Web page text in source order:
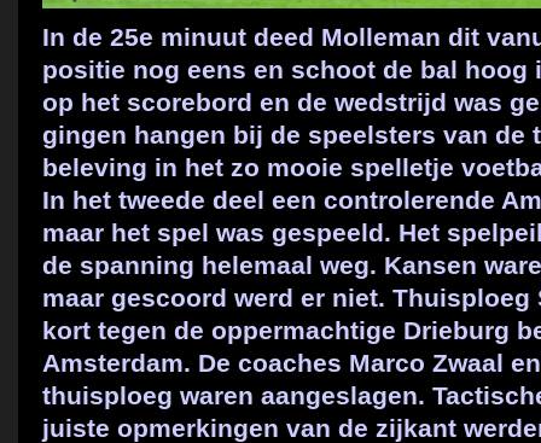
In de 25e minuut deed Molleman dit
positie nog eens en schoot de bal hoog
op het scorebord en de wedstrijd was
gingen hangen bij de speelsters van de
beleving in het zo mooie spelletje
In het tweede deel een controlerende
maar het spel was gespeeld. Het
de spanning helemaal weg. Kansen
maar gescoord werd er niet. Thuisploeg
kort tegen de oppermachtige Drieburg
Amsterdam. De coaches Marco Zwaal
thuisploeg waren aangeslagen.
juiste opmerkingen van de zijkant